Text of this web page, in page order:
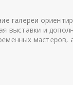
галереи
выставки и
мастеров,